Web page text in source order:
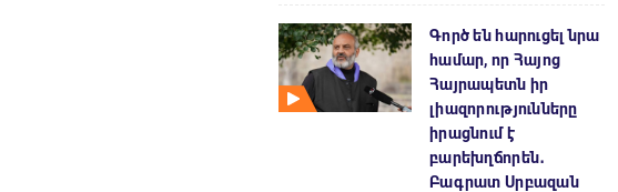
Գործ են հարուցել նրա
համար, որ Հայոց
Հայրապետն իր
լիազորությունները
իրացնում է
բարեխղճորեն․
Բագրատ Սրբազան